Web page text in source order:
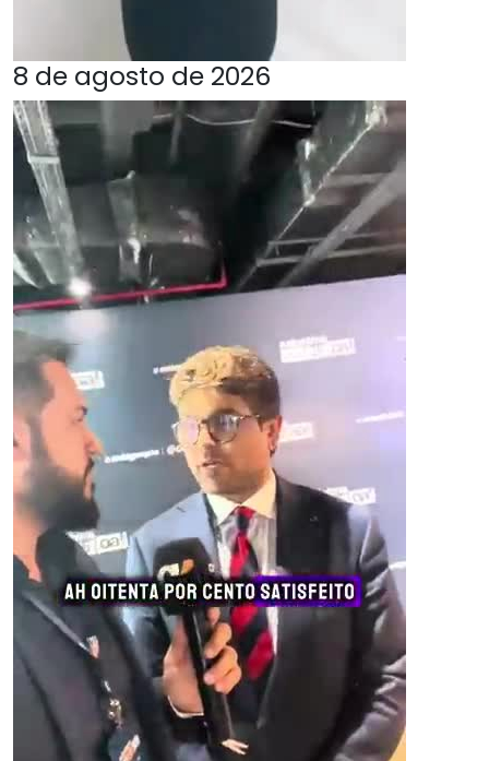
8 de agosto de 2026